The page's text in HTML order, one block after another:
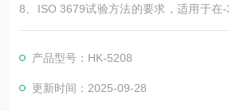
8、ISO 3679试验方法的要求，适用于
色漆（含水性色漆）、清漆、漆基、胶黏
定。
产品型号：HK-5208
更新时间：2025-09-28